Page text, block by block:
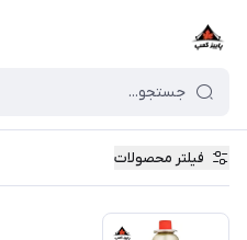
فیلتر محصولات